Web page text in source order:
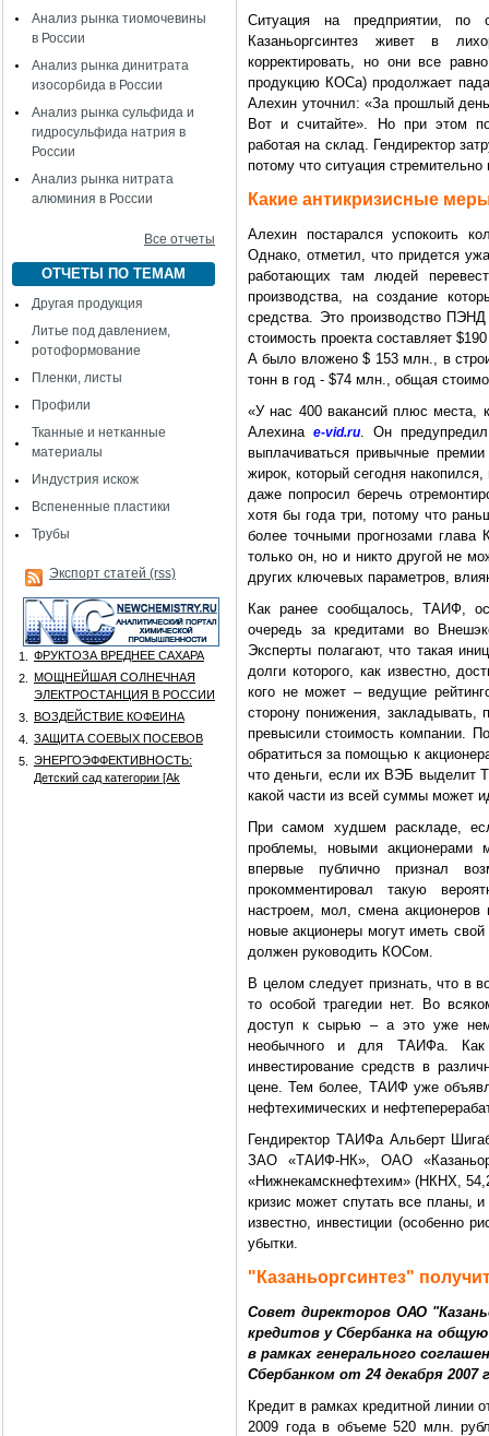
Анализ рынка тиомочевины
в России
Анализ рынка динитрата
изосорбида в России
Анализ рынка сульфида и
гидросульфида натрия в
России
Анализ рынка нитрата
алюминия в России
Все отчеты
ОТЧЕТЫ ПО ТЕМАМ
Другая продукция
Литье под давлением,
ротоформование
Пленки, листы
Профили
Тканные и нетканные
материалы
Индустрия искож
Вспененные пластики
Трубы
Экспорт статей (rss)
1.
ФРУКТОЗА ВРЕДНЕЕ САХАРА
2.
МОЩНЕЙШАЯ СОЛНЕЧНАЯ
ЭЛЕКТРОСТАНЦИЯ В РОССИИ
3.
ВОЗДЕЙСТВИЕ КОФЕИНА
4.
ЗАЩИТА СОЕВЫХ ПОСЕВОВ
5.
ЭНЕРГОЭФФЕКТИВНОСТЬ:
Детский сад категории [Аk
Ситуация на предприятии, по
Казаньоргсинтез живет в
корректировать, но они все
продукцию КОСа) продолжает
Алехин уточнил: «За прошлый
Вот и считайте». Но при этом
работая на склад. Гендиректор
потому что ситуация стремительно
Какие антикризисные
Алехин постарался успокоить
Однако, отметил, что придется
работающих там людей
производства, на создание
средства. Это производство
стоимость проекта составляет
А было вложено $ 153 млн., в
тонн в год - $74 млн., общая
«У нас 400 вакансий плюс места,
Алехинаe-vid.ru. Он
выплачиваться привычные
жирок, который сегодня
даже попросил беречь
хотя бы года три, потому что
более точными прогнозами глава
только он, но и никто другой не
других ключевых параметров,
Как ранее сообщалось, ТАИФ,
очередь за кредитами во
Эксперты полагают, что такая
долги которого, как известно,
кого не может – ведущие
сторону понижения, закладывать,
превысили стоимость компании.
обратиться за помощью к
что деньги, если их ВЭБ выделит
какой части из всей суммы может
При самом худшем раскладе,
проблемы, новыми акционерами
впервые публично признал
прокомментировал такую
настроем, мол, смена
новые акционеры могут иметь
должен руководить КОСом.
В целом следует признать, что в
то особой трагедии нет. Во
доступ к сырью – а это уже
необычного и для ТАИФа. Как
инвестирование средств в
цене. Тем более, ТАИФ уже
нефтехимических и
Гендиректор ТАИФа Альберт
ЗАО «ТАИФ-НК», ОАО
«Нижнекамскнефтехим» (НКНХ,
кризис может спутать все планы,
известно, инвестиции (особенно
убытки.
"Казаньоргсинтез"
Совет директоров ОАО
кредитов у Сбербанка на
в рамках генерального
Сбербанком от 24 декабря 2007
Кредит в рамках кредитной линии
2009 года в объеме 520 млн.